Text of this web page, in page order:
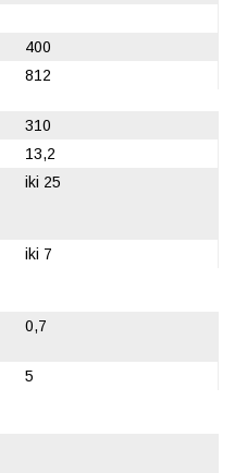
400
812
310
13,2
iki 25
iki 7
0,7
5